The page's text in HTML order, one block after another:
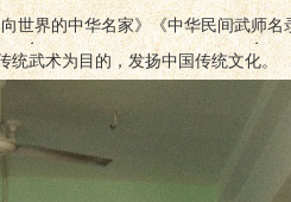
世界的中华名家》《中华民间武师
统武术为目的，发扬中国传统文化。